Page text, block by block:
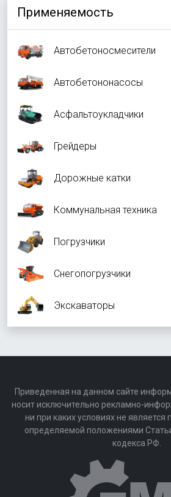
Применяемость
Автобетоносмесители
Автобетононасосы
Асфальтоукладчики
Грейдеры
Дорожные катки
Коммунальная техника
Погрузчики
Снегопогрузчики
Экскаваторы
Приведенная на данном сайте
носит исключительно рекламно-
ни при каких условиях не является
определяемой положениями
кодекса РФ.